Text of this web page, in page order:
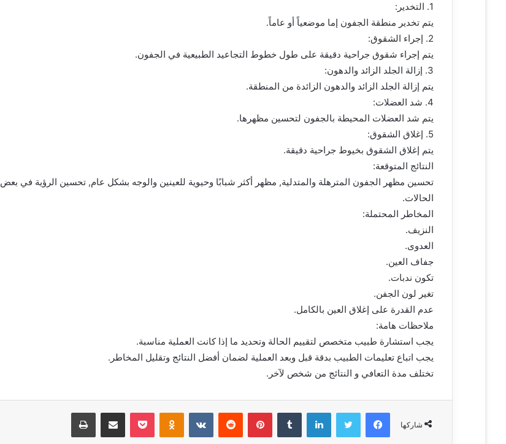
1. التخدير:
يتم تخدير منطقة الجفون إما موضعياً أو عاماً.
2. إجراء الشقوق:
يتم إجراء شقوق جراحية دقيقة على طول خطوط التجاعيد الطبيعية في الجفون.
3. إزالة الجلد الزائد والدهون:
يتم إزالة الجلد الزائد والدهون الزائدة من المنطقة.
4. شد العضلات:
يتم شد العضلات المحيطة بالجفون لتحسين مظهرها.
5. إغلاق الشقوق:
يتم إغلاق الشقوق بخيوط جراحية دقيقة.
النتائج المتوقعة:
تحسين مظهر الجفون المترهلة والمتدلية, مظهر أكثر شبابًا وحيوية للعينين والوجه بشكل عام, تحسين الرؤية في بعض
الحالات.
المخاطر المحتملة:
النزيف.
العدوى.
جفاف العين.
تكون ندبات.
تغير لون الجفن.
عدم القدرة على إغلاق العين بالكامل.
ملاحظات هامة:
يجب استشارة طبيب متخصص لتقييم الحالة وتحديد ما إذا كانت العملية مناسبة.
يجب اتباع تعليمات الطبيب بدقة قبل وبعد العملية لضمان أفضل النتائج وتقليل المخاطر.
تختلف مدة التعافي و النتائج من شخص لآخر.
شاركها
فيسبوك تويتر لينكدإن ‏Tumblr بينتيريست ‏Reddit
‏VKontakte
Odnoklassniki بوكيت مشاركة عبر البريد طباعة